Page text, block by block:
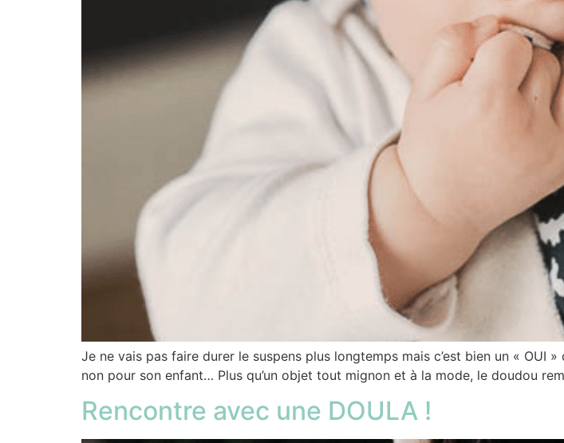
Je ne vais pas faire durer le suspens plus longtemps mais c’est bien un « OUI
non pour son enfant… Plus qu’un objet tout mignon et à la mode, le doudou
Rencontre avec une DOULA !